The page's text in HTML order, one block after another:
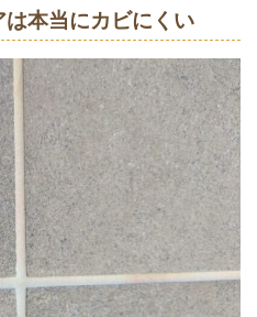
本当にカビにくい